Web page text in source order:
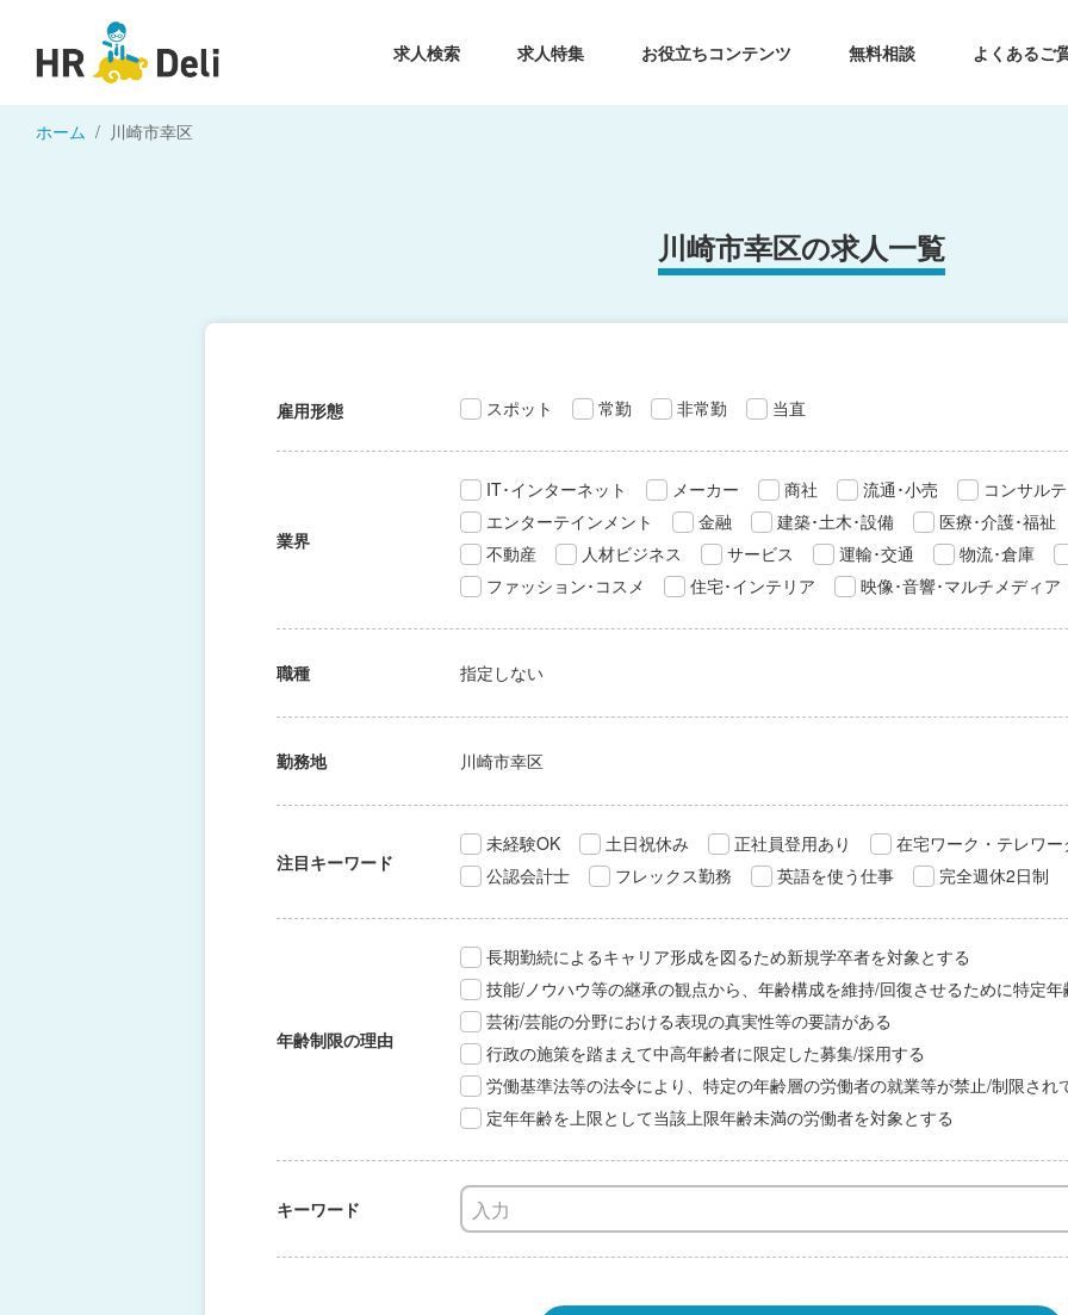
求人検索 求人特集 お役立ちコンテンツ 無料相談 よくあるご
ホーム 川崎市幸区
川崎市幸区の求人一覧
雇用形態 スポット 常勤 非常勤 当直
業界
IT･インターネット メーカー 商社 流通･小売
コンサル
エンターテインメント
金融 建築･土木･設備
医療･介護･福祉
不動産
人材ビジネス サービス 運輸･交通
物流･倉庫
ファッション･コスメ
住宅･インテリア 映像･音響･マルチメディア
職種 指定しない
勤務地 川崎市幸区
注目キーワード
未経験OK 土日祝休み 正社員登用あり
在宅ワーク・テレワー
公認会計士
フレックス勤務 英語を使う仕事 完全週休2日制
年齢制限の理由
長期勤続によるキャリア形成を図るため新規学卒者を対象とする
技能/ノウハウ等の継承の観点から、年齢構成を維持/回復させるために特定
芸術/芸能の分野における表現の真実性等の要請がある
行政の施策を踏まえて中高年齢者に限定した募集/採用する
労働基準法等の法令により、特定の年齢層の労働者の就業等が禁止/制限され
定年年齢を上限として当該上限年齢未満の労働者を対象とする
キーワード